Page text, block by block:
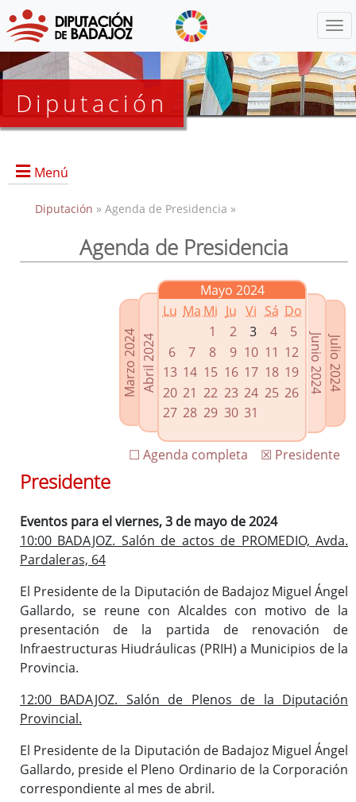
Diputación
Menú
Presidencia
Enlaces relacionados
Agenda de Presidencia
Plenos provinciales y Juntas de gobierno
Oficina de Proyectos Europeos
Diputación » Agenda de Presidencia »
Agenda de Presidencia
Marzo 2024Abril 2024
Mayo 2024
Lu Ma Mi Ju Vi Sá Do
1
2 3 4
5
6
7 8 9 10 11 12
13 14 15 16 17 18 19
20 21 22 23 24 25 26
27 28 29 30 31
Julio 2024
Junio 2024
☒ Presidente
☐ Agenda completa
Presidente
Eventos para el viernes, 3 de mayo de 2024
10:00 BADAJOZ. Salón de actos de PROMEDIO, Avda.
Pardaleras, 64
El Presidente de la Diputación de Badajoz Miguel Ángel
Gallardo, se reune con Alcaldes con motivo de la
presentación de la partida de renovación de
Infraestructuras Hiudráulicas (PRIH) a Municipios de la
Provincia.
12:00 BADAJOZ. Salón de Plenos de la Diputación
Provincial.
El Presidente de la Diputación de Badajoz Miguel Ángel
Gallardo, preside el Pleno Ordinario de la Corporación
correspondiente al mes de abril.